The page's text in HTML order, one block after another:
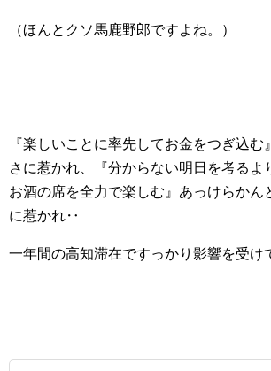
（ほんとクソ馬鹿野郎ですよね。）
『楽しいことに率先してお金をつぎ込
さに惹かれ、『分からない明日を考るよ
お酒の席を全力で楽しむ』あっけらかん
に惹かれ‥
一年間の高知滞在ですっかり影響を受け